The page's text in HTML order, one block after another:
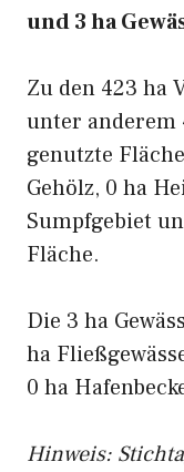
und 3 ha
Zu den 423 ha
unter
genutzte
Gehölz, 0 ha
Sumpfgebiet
Fläche.
Die 3 ha
ha
0 ha
Hinweis: